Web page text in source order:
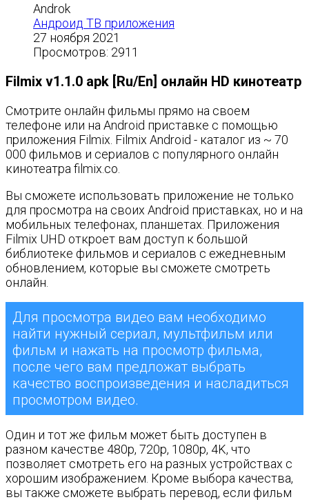
Androk
Андроид ТВ приложения
27 ноября 2021
Просмотров: 2911
Filmix v1.1.0 apk [Ru/En] онлайн HD кинотеатр
Смотрите онлайн фильмы прямо на своем
телефоне или на Android приставке с помощью
приложения Filmix. Filmix Android - каталог из ~ 70
000 фильмов и сериалов с популярного онлайн
кинотеатра filmix.co.
Вы сможете использовать приложение не только
для просмотра на своих Android приставках, но и на
мобильных телефонах, планшетах. Приложения
Filmix UHD откроет вам доступ к большой
библиотеке фильмов и сериалов с ежедневным
обновлением, которые вы сможете смотреть
онлайн.
Для просмотра видео вам необходимо
найти нужный сериал, мультфильм или
фильм и нажать на просмотр фильма,
после чего вам предложат выбрать
качество воспроизведения и насладиться
просмотром видео.
Один и тот же фильм может быть доступен в
разном качестве 480p, 720p, 1080p, 4K, что
позволяет смотреть его на разных устройствах с
хорошим изображением. Кроме выбора качества,
вы также сможете выбрать перевод, если фильм